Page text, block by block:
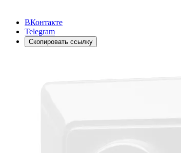
ВКонтакте
Telegram
Скопировать ссылку